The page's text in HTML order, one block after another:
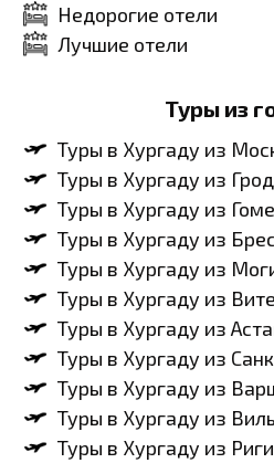
Недорогие отели
Лучшие отели
Туры из
Туры в Хургаду из
Туры в Хургаду из
Туры в Хургаду из
Туры в Хургаду из
Туры в Хургаду из
Туры в Хургаду из
Туры в Хургаду из
Туры в Хургаду из
Туры в Хургаду из
Туры в Хургаду из
Туры в Хургаду из Риги